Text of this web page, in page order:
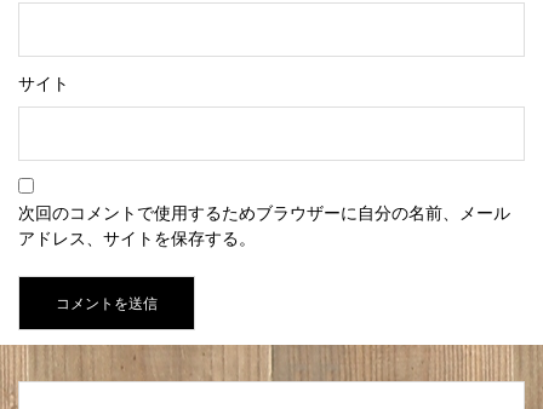
サイト
次回のコメントで使用するためブラウザーに自分の名前、メール
アドレス、サイトを保存する。